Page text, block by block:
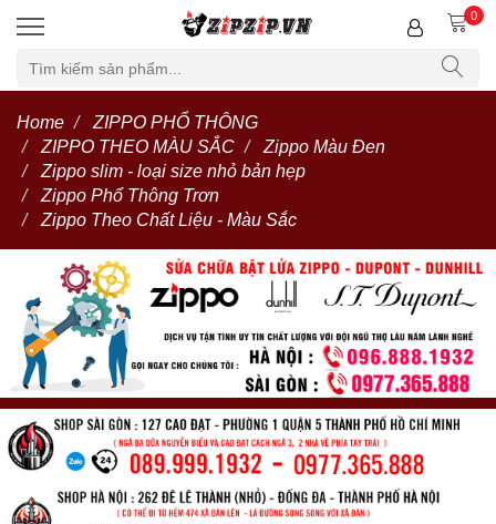
0
Home
ZIPPO PHỔ THÔNG
ZIPPO THEO MÀU SẮC
Zippo Màu Đen
Zippo slim - loại size nhỏ bản hẹp
Zippo Phổ Thông Trơn
Zippo Theo Chất Liệu - Màu Sắc